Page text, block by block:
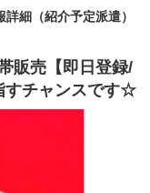
細（紹介予定派遣）
販売【即日登録/
すチャンスです☆